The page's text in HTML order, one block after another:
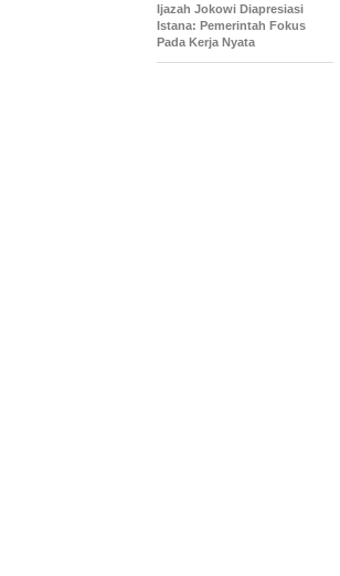
Ijazah Jokowi Diapresiasi
Istana: Pemerintah Fokus
Pada Kerja Nyata